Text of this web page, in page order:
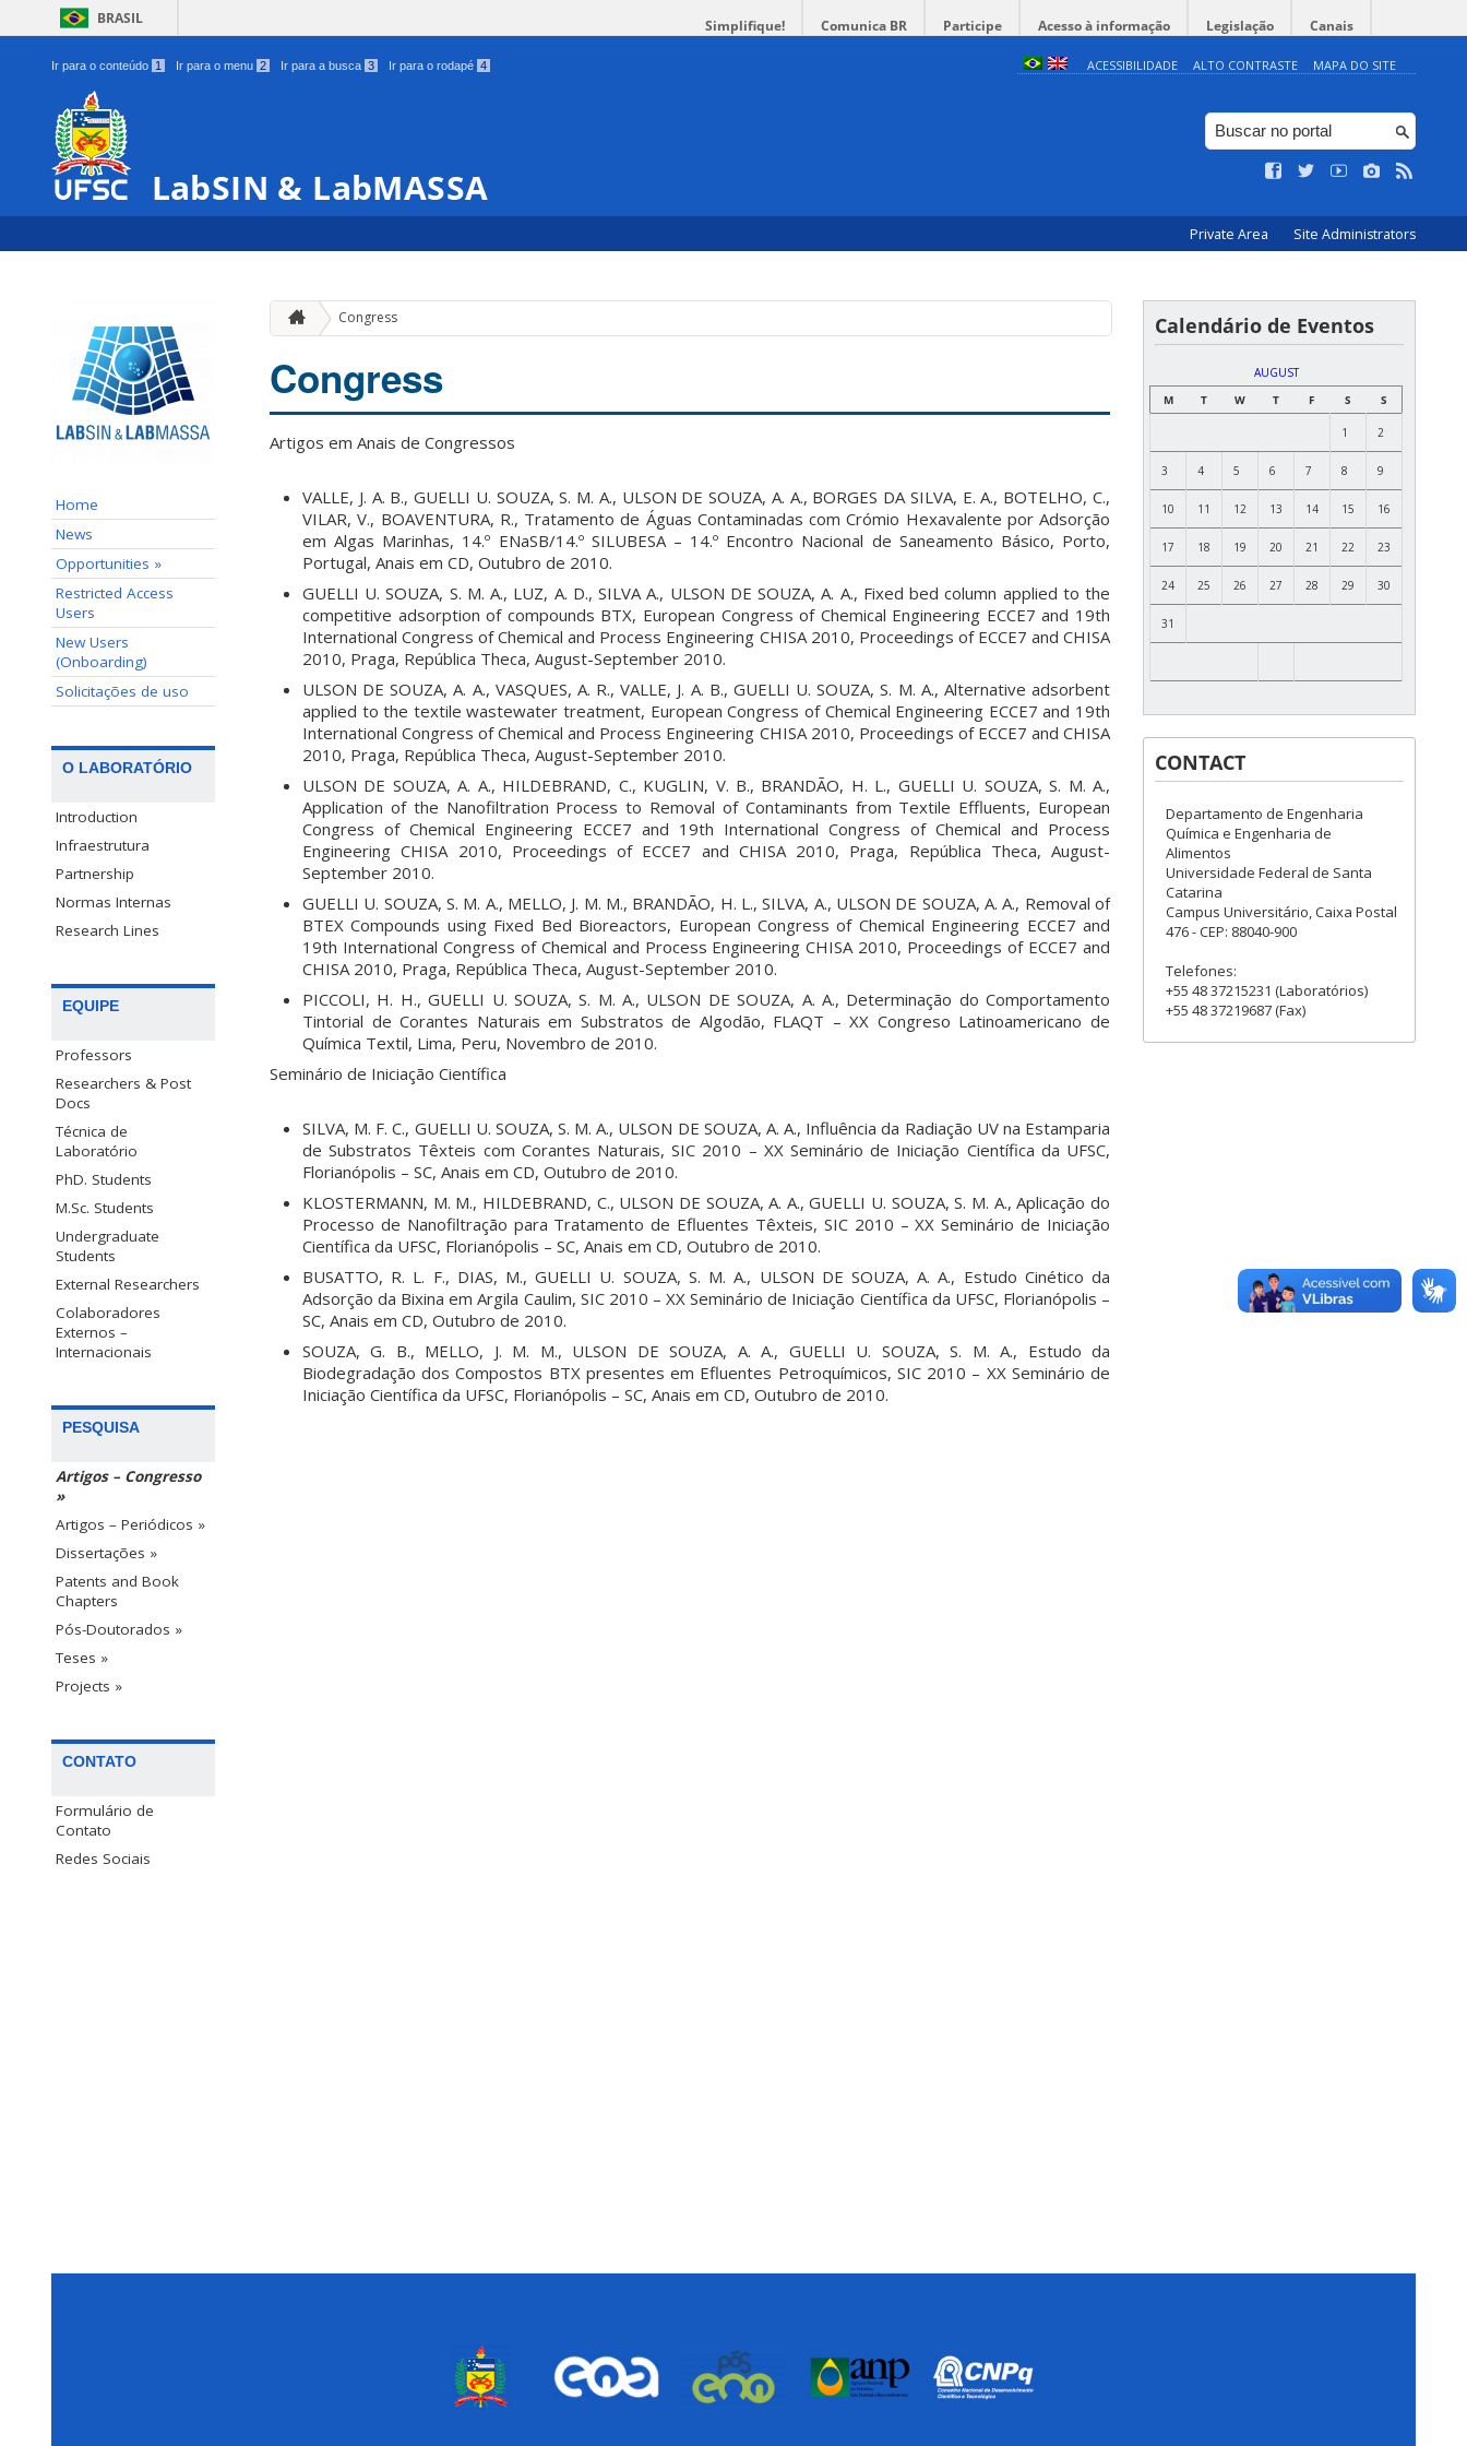
BRASIL Simplifique! Comunica BR Participe Acesso à informação Legislação Canais
Ir para o conteúdo 1 Ir para o menu 2 Ir para a busca 3 Ir para o rodapé 4 ACESSIBILIDADE ALTO CONTRASTE MAPA DO SITE
LabSIN & LabMASSA
Private Area Site Administrators
Home
News
Opportunities »
Restricted Access
Users
New Users
(Onboarding)
Solicitações de uso
O LABORATÓRIO
Introduction
Infraestrutura
Partnership
Normas Internas
Research Lines
EQUIPE
Professors
Researchers & Post
Docs
Técnica de
Laboratório
PhD. Students
M.Sc. Students
Undergraduate
Students
External Researchers
Colaboradores
Externos –
Internacionais
PESQUISA
Artigos – Congresso
»
Artigos – Periódicos »
Dissertações »
Patents and Book
Chapters
Pós-Doutorados »
Teses »
Projects »
CONTATO
Formulário de
Contato
Redes Sociais
Congress
Congress
Artigos em Anais de Congressos
VALLE, J. A. B., GUELLI U. SOUZA, S. M. A., ULSON DE SOUZA, A. A., BORGES DA SILVA, E. A., BOTELHO, C.,
VILAR, V., BOAVENTURA, R., Tratamento de Águas Contaminadas com Crómio Hexavalente por Adsorção
em Algas Marinhas, 14.º ENaSB/14.º SILUBESA – 14.º Encontro Nacional de Saneamento Básico, Porto,
Portugal, Anais em CD, Outubro de 2010.
GUELLI U. SOUZA, S. M. A., LUZ, A. D., SILVA A., ULSON DE SOUZA, A. A., Fixed bed column applied to the
competitive adsorption of compounds BTX, European Congress of Chemical Engineering ECCE7 and 19th
International Congress of Chemical and Process Engineering CHISA 2010, Proceedings of ECCE7 and CHISA
2010, Praga, República Theca, August-September 2010.
ULSON DE SOUZA, A. A., VASQUES, A. R., VALLE, J. A. B., GUELLI U. SOUZA, S. M. A., Alternative adsorbent
applied to the textile wastewater treatment, European Congress of Chemical Engineering ECCE7 and 19th
International Congress of Chemical and Process Engineering CHISA 2010, Proceedings of ECCE7 and CHISA
2010, Praga, República Theca, August-September 2010.
ULSON DE SOUZA, A. A., HILDEBRAND, C., KUGLIN, V. B., BRANDÃO, H. L., GUELLI U. SOUZA, S. M. A.,
Application of the Nanofiltration Process to Removal of Contaminants from Textile Effluents, European
Congress of Chemical Engineering ECCE7 and 19th International Congress of Chemical and Process
Engineering CHISA 2010, Proceedings of ECCE7 and CHISA 2010, Praga, República Theca, August-
September 2010.
GUELLI U. SOUZA, S. M. A., MELLO, J. M. M., BRANDÃO, H. L., SILVA, A., ULSON DE SOUZA, A. A., Removal of
BTEX Compounds using Fixed Bed Bioreactors, European Congress of Chemical Engineering ECCE7 and
19th International Congress of Chemical and Process Engineering CHISA 2010, Proceedings of ECCE7 and
CHISA 2010, Praga, República Theca, August-September 2010.
PICCOLI, H. H., GUELLI U. SOUZA, S. M. A., ULSON DE SOUZA, A. A., Determinação do Comportamento
Tintorial de Corantes Naturais em Substratos de Algodão, FLAQT – XX Congreso Latinoamericano de
Química Textil, Lima, Peru, Novembro de 2010.
Seminário de Iniciação Científica
SILVA, M. F. C., GUELLI U. SOUZA, S. M. A., ULSON DE SOUZA, A. A., Influência da Radiação UV na Estamparia
de Substratos Têxteis com Corantes Naturais, SIC 2010 – XX Seminário de Iniciação Científica da UFSC,
Florianópolis – SC, Anais em CD, Outubro de 2010.
KLOSTERMANN, M. M., HILDEBRAND, C., ULSON DE SOUZA, A. A., GUELLI U. SOUZA, S. M. A., Aplicação do
Processo de Nanofiltração para Tratamento de Efluentes Têxteis, SIC 2010 – XX Seminário de Iniciação
Científica da UFSC, Florianópolis – SC, Anais em CD, Outubro de 2010.
BUSATTO, R. L. F., DIAS, M., GUELLI U. SOUZA, S. M. A., ULSON DE SOUZA, A. A., Estudo Cinético da
Adsorção da Bixina em Argila Caulim, SIC 2010 – XX Seminário de Iniciação Científica da UFSC, Florianópolis –
SC, Anais em CD, Outubro de 2010.
SOUZA, G. B., MELLO, J. M. M., ULSON DE SOUZA, A. A., GUELLI U. SOUZA, S. M. A., Estudo da
Biodegradação dos Compostos BTX presentes em Efluentes Petroquímicos, SIC 2010 – XX Seminário de
Iniciação Científica da UFSC, Florianópolis – SC, Anais em CD, Outubro de 2010.
Calendário de Eventos
AUGUST
M
T W T F S S
1 2
3 4 5 6 7 8 9
10 11 12 13 14 15 16
17 18 19 20 21 22 23
24 25 26 27 28 29 30
31
CONTACT
Departamento de Engenharia
Química e Engenharia de
Alimentos
Universidade Federal de Santa
Catarina
Campus Universitário, Caixa Postal
476 - CEP: 88040-900
Telefones:
+55 48 37215231 (Laboratórios)
+55 48 37219687 (Fax)